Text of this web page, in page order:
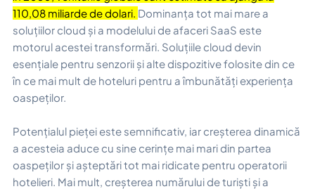
110,08 miliarde de dolari. Dominanța tot mai mare a
soluțiilor cloud și a modelului de afaceri SaaS este
motorul acestei transformări. Soluțiile cloud devin
esențiale pentru senzorii și alte dispozitive folosite din ce
în ce mai mult de hoteluri pentru a îmbunătăți experiența
oaspeților.
Potențialul pieței este semnificativ, iar creșterea dinamică
a acesteia aduce cu sine cerințe mai mari din partea
oaspeților și așteptări tot mai ridicate pentru operatorii
hotelieri. Mai mult, creșterea numărului de turiști și a